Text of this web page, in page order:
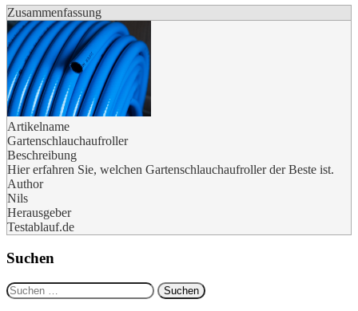
Zusammenfassung
Artikelname
Gartenschlauchaufroller
Beschreibung
Hier erfahren Sie, welchen Gartenschlauchaufroller der Beste ist.
Author
Nils
Herausgeber
Testablauf.de
Suchen
Suchen
nach: